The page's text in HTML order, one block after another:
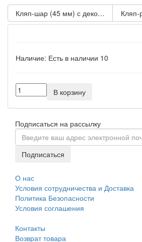
Кляп-шар (45 мм) с декоративнойКляп-
Наличие: Есть в наличии 10
В корзину
Подписаться на рассылку
Подписаться
О нас
Условия сотрудничества и Доставка
Политика Безопасности
Условия соглашения
Контакты
Возврат товара